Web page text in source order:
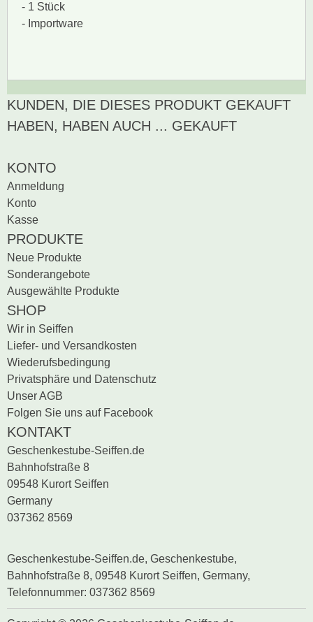
- 1 Stück
- Importware
BEWERTUNG SCHREIBEN
Zur Zeit gibt es keine
Produktrezensionen.
KUNDEN, DIE DIESES PRODUKT GEKAUFT
HABEN, HABEN AUCH ... GEKAUFT
KONTO
Anmeldung
Konto
Kasse
PRODUKTE
Neue Produkte
Sonderangebote
Ausgewählte Produkte
SHOP
Wir in Seiffen
Liefer- und Versandkosten
Wiederufsbedingung
Privatsphäre und Datenschutz
Unser AGB
Folgen Sie uns auf Facebook
KONTAKT
Geschenkestube-Seiffen.de
Bahnhofstraße 8
09548 Kurort Seiffen
Germany
037362 8569
Geschenkestube-Seiffen.de, Geschenkestube,
Bahnhofstraße 8, 09548 Kurort Seiffen, Germany,
Telefonnummer: 037362 8569